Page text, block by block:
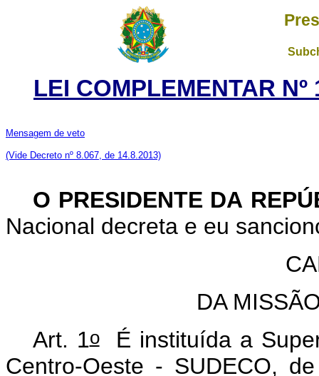
LEI COMPLEMENTAR
Mensagem de veto
(Vide Decreto nº 8.067, de 14.8.2013)
O PRESIDENTE DA
Nacional decreta e eu
DA
Art. 1oÉ instituída a
Centro-Oeste - SUDECO,